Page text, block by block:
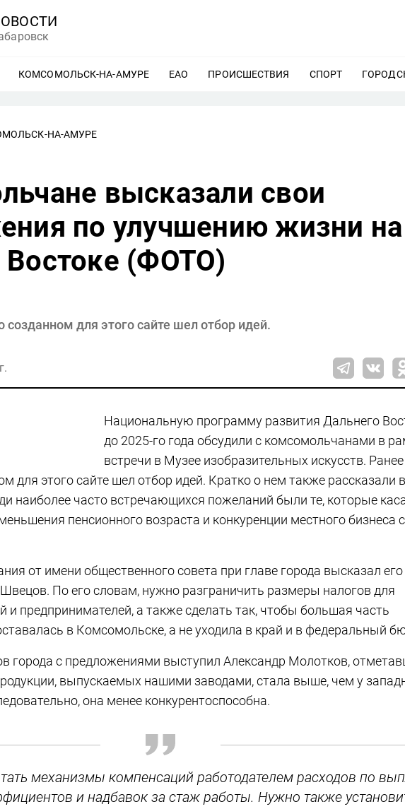
ЕЩЕ
КОМСОМОЛЬСК-НА-АМУРЕ ЕЩЕ
ЕАО ЕЩЕ
ПРОИСШЕСТВИЯ ЕЩЕ
СПОРТ ЕЩЕ
НА-АМУРЕ
высказали свои
по улучшению жизни на
(ФОТО)
созданном для этого сайте шел отбор идей.
Национальную программу развития Дальнего
до 2025-го года обсудили с комсомольчанами в
встречи в Музее изобразительных искусств.
для этого сайте шел отбор идей. Кратко о нем также рассказали в
наиболее часто встречающихся пожеланий были те, которые
пенсионного возраста и конкуренции местного бизнеса с
от имени общественного совета при главе города высказал его
По его словам, нужно разграничить размеры налогов для
и предпринимателей, а также сделать так, чтобы большая часть
в Комсомольске, а не уходила в край и в федеральный
города с предложениями выступил Александр Молотков,
выпускаемых нашими заводами, стала выше, чем у
она менее конкурентоспособна.
механизмы компенсаций работодателем расходов по
и надбавок за стаж работы. Нужно также